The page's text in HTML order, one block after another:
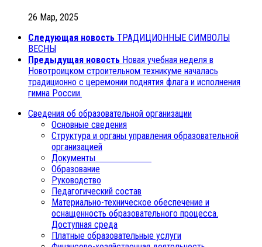
26 Мар, 2025
Следующая новость ТРАДИЦИОННЫЕ СИМВОЛЫ
ВЕСНЫ
Предыдущая новость Новая учебная неделя в
Новотроицком строительном техникуме началась
традиционно с церемонии поднятия флага и исполнения
гимна России.
Сведения об образовательной организации
Основные сведения
Структура и органы управления образовательной
организацией
Документы
Образование
Руководство
Педагогический состав
Материально-техническое обеспечение и
оснащенность образовательного процесса.
Доступная среда
Платные образовательные услуги